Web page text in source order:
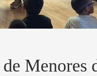
Menores